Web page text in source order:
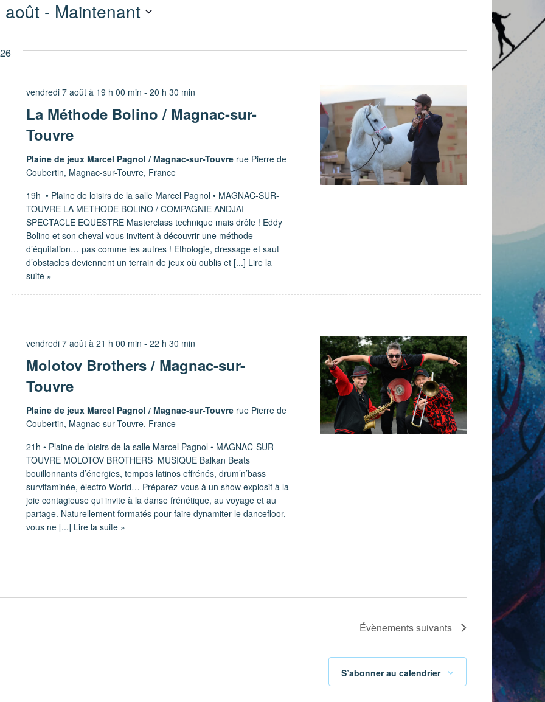
Évènement
août - Maintenant
La Méthode Bolino / Magnac-sur-
Touvre
vendredi 7 août à 19 h 00 min -20 h 30 min
Plaine de jeux Marcel Pagnol / Magnac-sur-Touvre rue Pierre de
Coubertin, Magnac-sur-Touvre, France
19h • Plaine de loisirs de la salle Marcel Pagnol • MAGNAC-SUR-
TOUVRE LA METHODE BOLINO / COMPAGNIE ANDJAI
SPECTACLE EQUESTRE Masterclass technique mais drôle ! Eddy
Bolino et son cheval vous invitent à découvrir une méthode
d’équitation… pas comme les autres ! Ethologie, dressage et saut
d’obstacles deviennent un terrain de jeux où oublis et[...] Lire la
suite »
Molotov Brothers / Magnac-sur-
Touvre
vendredi 7 août à 21 h 00 min -22 h 30 min
Plaine de jeux Marcel Pagnol / Magnac-sur-Touvre rue Pierre de
Coubertin, Magnac-sur-Touvre, France
21h • Plaine de loisirs de la salle Marcel Pagnol • MAGNAC-SUR-
TOUVRE MOLOTOV BROTHERS MUSIQUE Balkan Beats
bouillonnants d’énergies, tempos latinos effrénés, drum’n’bass
survitaminée, électro World… Préparez-vous à un show explosif à la
joie contagieuse qui invite à la danse frénétique, au voyage et au
partage. Naturellement formatés pour faire dynamiter le dancefloor,
vous ne[...] Lire la suite »
Évènementssuivants
S’abonner au calendrier